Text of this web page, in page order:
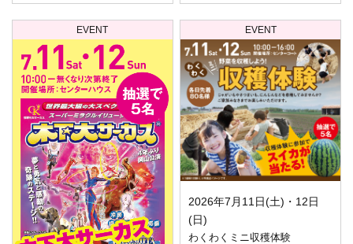
EVENT EVENT
2026年7月11日(土)・12日
(日)
わくわくミニ収穫体験